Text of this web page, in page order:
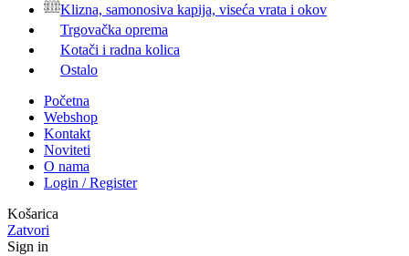
Klizna, samonosiva kapija, viseća vrata i okov
Trgovačka oprema
Kotači i radna kolica
Ostalo
Početna
Webshop
Kontakt
Noviteti
O nama
Login / Register
Košarica
Zatvori
Sign in